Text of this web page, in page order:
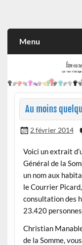
et commerciale
Menu
Au moins
2 février 2014
Voici un extrait
Général de la
un nom aux
le Courrier
consultation des
23.420
Christian
de la Somme,